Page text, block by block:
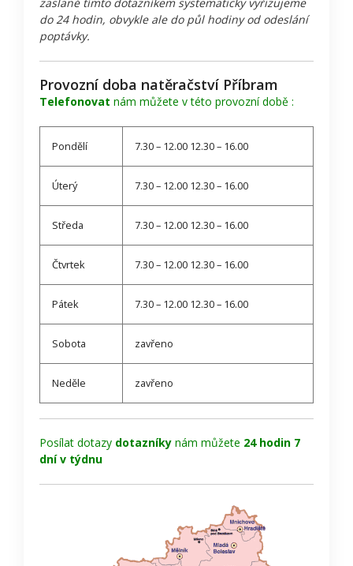
do 24 hodin, obvykle ale do půl hodiny od odeslání
poptávky.
Provozní doba natěračství Příbram
Telefonovat nám můžete v této provozní době :
Pondělí 7.30 – 12.00 12.30 – 16.00
Úterý 7.30 – 12.00 12.30 – 16.00
Středa 7.30 – 12.00 12.30 – 16.00
Čtvrtek 7.30 – 12.00 12.30 – 16.00
Pátek 7.30 – 12.00 12.30 – 16.00
Sobota zavřeno
Neděle zavřeno
Posílat dotazy dotazníky nám můžete 24 hodin 7
dní v týdnu